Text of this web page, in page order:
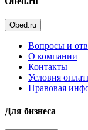
Obed.ru
Вопросы и
О компании
Контакты
Условия
Правовая
Для бизнеса